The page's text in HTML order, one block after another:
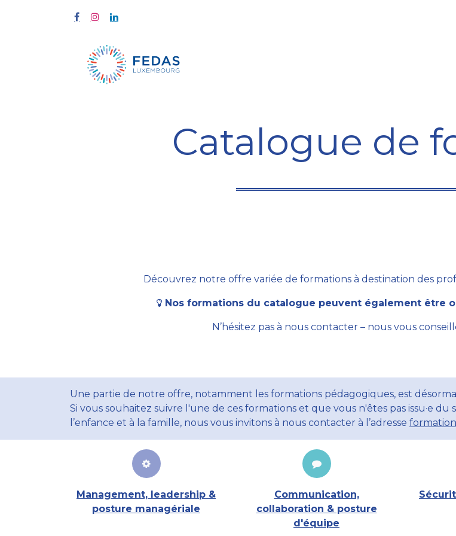
Catalogue de
Découvrez notre offre variée de formations à destination des
Nos formations du catalogue peuvent également être
N’hésitez pas à nous contacter – nous vous
Une partie de notre offre, notamment les formations pédagogiques, est
Si vous souhaitez suivre l'une de ces formations et que vous n'êtes pas issu·e
l’enfance et à la famille, nous vous invitons à nous contacter à l’adresse
Management, leadership &
posture managériale
Communication,
collaboration & posture
d'équipe